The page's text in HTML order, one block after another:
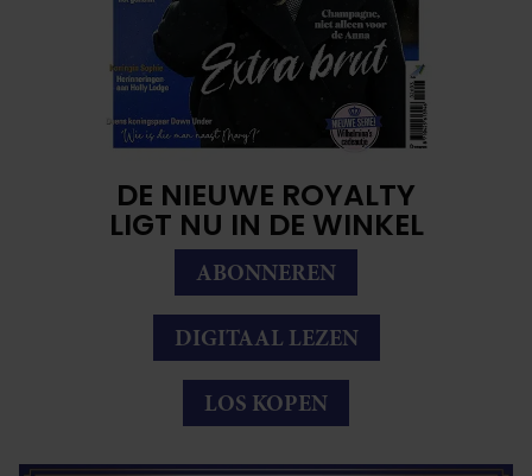
DE NIEUWE ROYALTY
LIGT NU IN DE WINKEL
ABONNEREN
DIGITAAL LEZEN
LOS KOPEN